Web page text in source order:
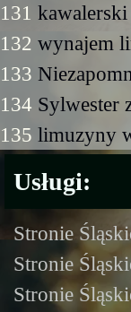
131
132 wynajem
133
134 Sylwester
135 limuzyny
Usługi:
Stronie
Stronie
Stronie